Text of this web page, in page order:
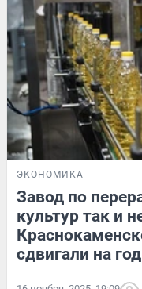
ЭКОНОМИКА
Завод по
культур так и
сдвигали на год